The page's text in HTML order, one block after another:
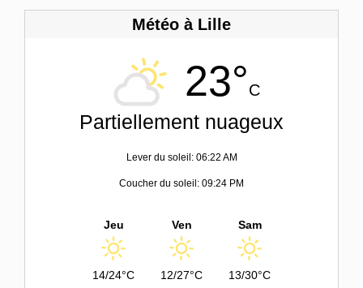
Météo à Lille
23°C
Partiellement nuageux
Lever du soleil: 06:22 AM
Coucher du soleil: 09:24 PM
Jeu
14/24°C
Ven
12/27°C
Sam
13/30°C